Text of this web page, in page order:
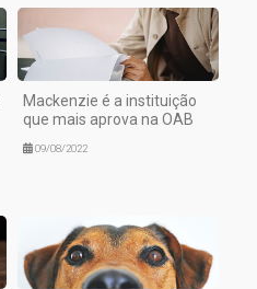
Mackenzie é a instituição
que mais aprova na OAB
09/08/2022